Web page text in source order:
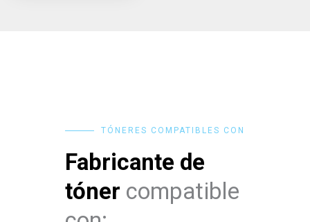
TÓNERES COMPATIBLES CON
Fabricante de
tóner compatible